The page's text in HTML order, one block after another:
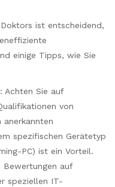
ist entscheidend,
einige Tipps, wie Sie
: Achten Sie auf
von
anerkannten
spezifischen Gerätetyp
PC) ist ein Vorteil.
Bewertungen auf
speziellen IT-